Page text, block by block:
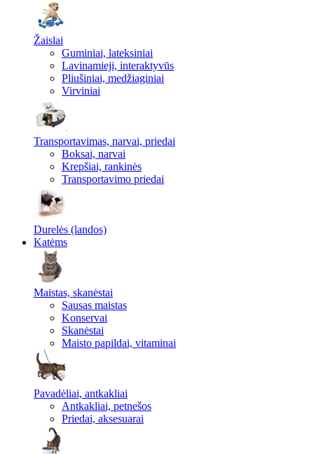
Žaislai
Guminiai, lateksiniai
Lavinamieji, interaktyvūs
Pliušiniai, medžiaginiai
Virviniai
Transportavimas, narvai, priedai
Boksai, narvai
Krepšiai, rankinės
Transportavimo priedai
Durelės (landos)
Katėms
Maistas, skanėstai
Sausas maistas
Konservai
Skanėstai
Maisto papildai, vitaminai
Pavadėliai, antkakliai
Antkakliai, petnešos
Priedai, aksesuarai